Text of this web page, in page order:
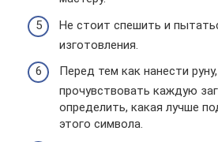
Не стоит спешить и
изготовления.
Перед тем как нанести
прочувствовать каждую
определить, какая лучше
этого символа.